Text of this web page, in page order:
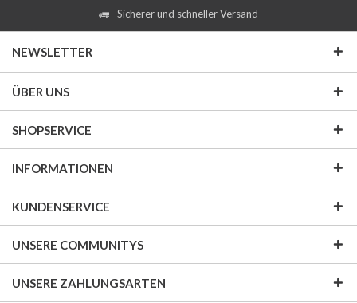
Sicherer und schneller Versand
NEWSLETTER
ÜBER UNS
SHOPSERVICE
INFORMATIONEN
KUNDENSERVICE
UNSERE COMMUNITYS
UNSERE ZAHLUNGSARTEN